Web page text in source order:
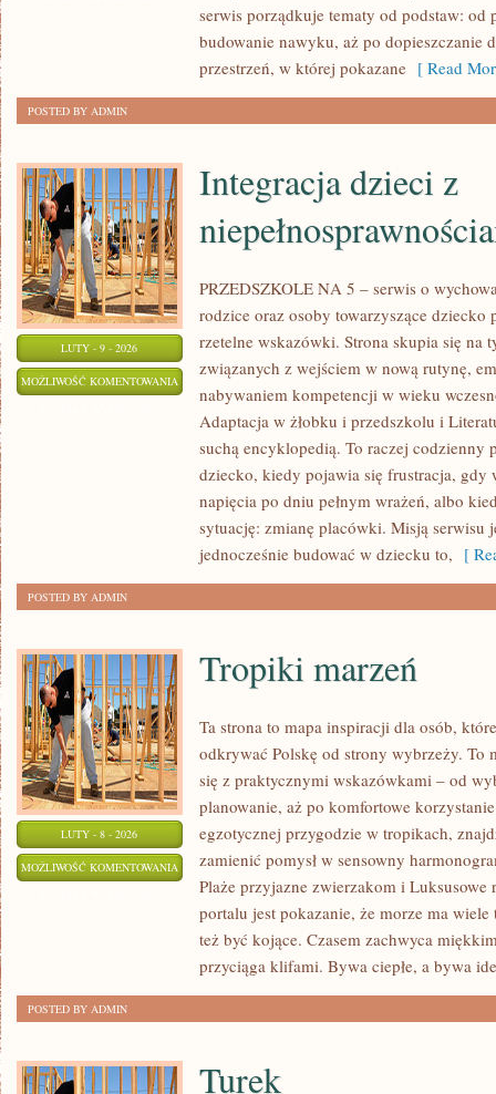
FORMIEserwis porządkuje tematy od podstaw: od
budowanie nawyku, aż po dopieszczanie
przestrzeń, w której pokazane [ Read
POSTED BY ADMIN
LUTY - 9 - 2026
MOŻLIWOŚĆ KOMENTOWANIA INTEGRACJA
NIEPEŁNOSPRAWNOŚCIAMI
Integracja dzieci z
PRZEDSZKOLE NA 5 – serwis o
rodzice oraz osoby towarzyszące dziecko
rzetelne wskazówki. Strona skupia się na
związanych z wejściem w nową rutynę,
nabywaniem kompetencji w wieku
Adaptacja w żłobku i przedszkolu i
suchą encyklopedią. To raczej
dziecko, kiedy pojawia się frustracja, gdy
napięcia po dniu pełnym wrażeń, albo
sytuację: zmianę placówki. Misją serwisu
jednocześnie budować w dziecku to, [
POSTED BY ADMIN
LUTY - 8 - 2026
MOŻLIWOŚĆ KOMENTOWANIA TROPIKI
MARZEŃ
Tropiki marzeń
Ta strona to mapa inspiracji dla osób,
odkrywać Polskę od strony wybrzeży. To
się z praktycznymi wskazówkami – od
planowanie, aż po komfortowe
egzotycznej przygodzie w tropikach,
zamienić pomysł w sensowny
Plaże przyjazne zwierzakom i Luksusowe
portalu jest pokazanie, że morze ma
też być kojące. Czasem zachwyca
przyciąga klifami. Bywa ciepłe, a bywa
POSTED BY ADMIN
Turek